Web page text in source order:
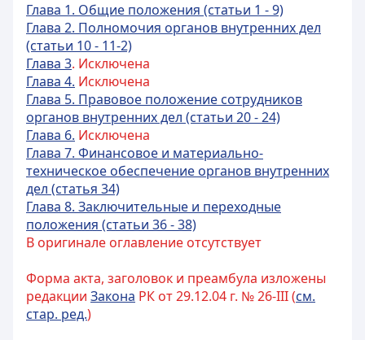
Глава 1. Общие положения (статьи 1 - 9)
Глава 2. Полномочия органов внутренних дел
(статьи 10 - 11-2)
Глава 3. Исключена
Глава 4. Исключена
Глава 5. Правовое положение сотрудников
органов внутренних дел (статьи 20 - 24)
Глава 6. Исключена
Глава 7. Финансовое и материально-
техническое обеспечение органов внутренних
дел (статья 34)
Глава 8. Заключительные и переходные
положения (статьи 36 - 38)
В оригинале оглавление отсутствует
Форма акта, заголовок и преамбула изложены
редакции Закона РК от 29.12.04 г. № 26-III (см.
стар. ред.)